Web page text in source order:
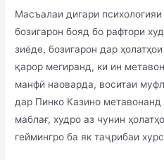
Масъалаи дигари психологияи
бозигарон бояд бо рафтори
зиёде, бозигарон дар
қарор мегиранд, ки ин
манфӣ наоварда, воситаи
дар Пинко Казино метавонанд
маблағ, худро аз чунин
геймингро ба як таҷрибаи